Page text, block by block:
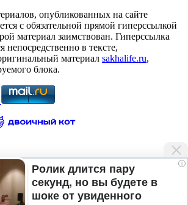
опубликованных на сайте
с обязательной прямой гиперссылкой
материал заимствован. Гиперссылка
непосредственно в тексте,
материал sakhalife.ru,
блока.
Якутии и мира
i
Ролик длится пару
секунд, но вы будете в
шоке от увиденного